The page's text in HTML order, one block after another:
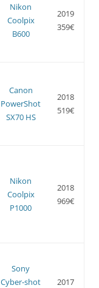
Nikon
Coolpix
B600
2019
359€
Canon
PowerShot
SX70 HS
2018
519€
Nikon
Coolpix
P1000
2018
969€
Sony
Cyber-shot
2017